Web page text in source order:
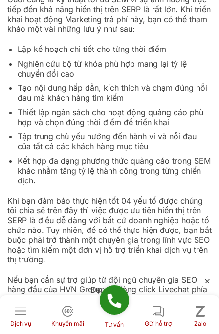
tiếp đến khả năng hiển thị trên SERP là rất lớn. Khi triển
khai hoạt động Marketing trả phí này, bạn có thể tham
khảo một vài những lưu ý như sau:
Lập kế hoạch chi tiết cho từng thời điểm
Nghiên cứu bộ từ khóa phù hợp mang lại tỷ lệ
chuyển đổi cao
Tạo nội dung hấp dẫn, kích thích và chạm đúng nỗi
đau mà khách hàng tìm kiếm
Thiết lập ngân sách cho hoạt động quảng cáo phù
hợp và chọn đúng thời điểm để triển khai
Tập trung chủ yếu hướng đến hành vi và nỗi đau
của tất cả các khách hàng mục tiêu
Kết hợp đa dạng phương thức quảng cáo trong SEM
khác nhằm tăng tỷ lệ thành công trong từng chiến
dịch.
Khi bạn đảm bảo thực hiện tốt 04 yếu tố được chúng
tôi chia sẻ trên đây thì việc được ưu tiên hiển thị trên
SERP là điều dễ dàng với bất cứ doanh nghiệp hoặc tổ
chức nào. Tuy nhiên, để có thể thực hiện được, bạn bắt
buộc phải trở thành một chuyên gia trong lĩnh vực SEO
hoặc tìm kiếm một đơn vị hỗ trợ triển khai dịch vụ trên
thị trường.
Nếu bạn cần sự trợ giúp từ đội ngũ chuyên gia SEO
hàng đầu của HVN Group, vui lòng click Livechat phía
dưới để Nhân sự tư vấn của chúng tôi sẽ liên hệ tức thì
để giải đáp.
Một số câu hỏi thường gặp
Dịch vụ Khuyến mãi Tư vấn Gửi hỗ trợ Zalo
Đang tải...